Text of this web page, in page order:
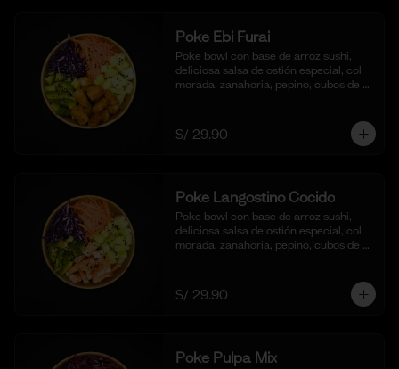
Poke Ebi Furai
Poke bowl con base de arroz sushi,
deliciosa salsa de ostión especial, col
morada, zanahoria, pepino, cubos de
S/ 29.90
Poke Langostino Cocido
Poke bowl con base de arroz sushi,
deliciosa salsa de ostión especial, col
morada, zanahoria, pepino, cubos de
S/ 29.90
Poke Pulpa Mix